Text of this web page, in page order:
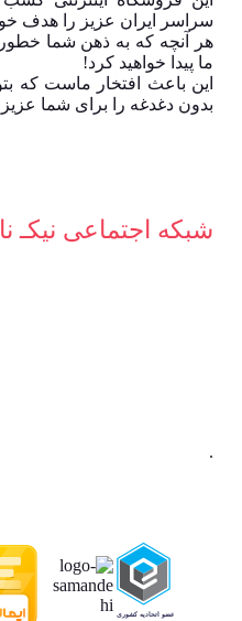
سراسر ایران عزیز را هدف
هر آنچه که به ذهن شما خطور
ما پیدا خواهید کرد!
این باعث افتخار ماست که
بدون دغدغه را برای شما
شبکه‌ اجتماعی نیکـ